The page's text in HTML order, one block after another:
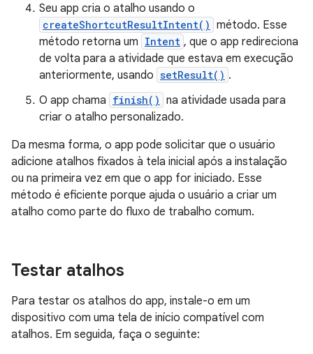
Seu app cria o atalho usando o
createShortcutResultIntent() método. Esse
método retorna um Intent , que o app redireciona
de volta para a atividade que estava em execução
anteriormente, usando setResult() .
O app chama finish() na atividade usada para
criar o atalho personalizado.
Da mesma forma, o app pode solicitar que o usuário
adicione atalhos fixados à tela inicial após a instalação
ou na primeira vez em que o app for iniciado. Esse
método é eficiente porque ajuda o usuário a criar um
atalho como parte do fluxo de trabalho comum.
Testar atalhos
Para testar os atalhos do app, instale-o em um
dispositivo com uma tela de início compatível com
atalhos. Em seguida, faça o seguinte: